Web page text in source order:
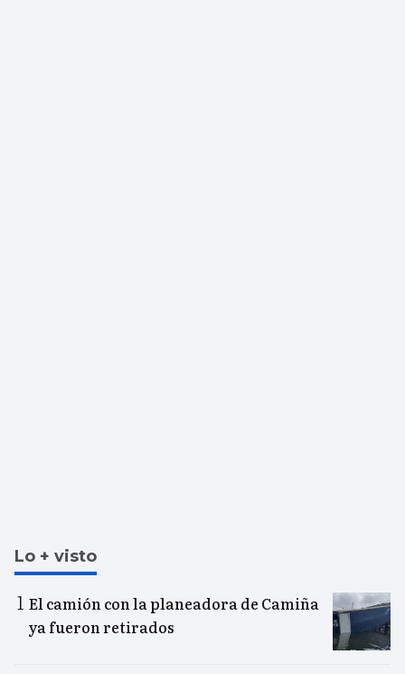
Lo + visto
El camión con la planeadora de Camiña
ya fueron retirados